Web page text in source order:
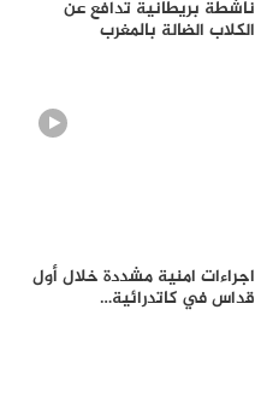
ناشطة بريطانية تدافع عن
الكلاب الضالة بالمغرب
اجراءات امنية مشددة خلال أول
قداس في كاتدرائية…